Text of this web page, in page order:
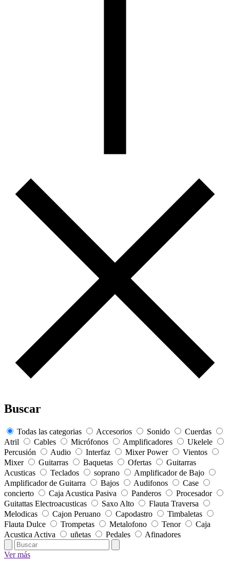
Buscar
Todas las categorias Accesorios Sonido
Cuerdas
Atril
Cables Micrófonos Amplificadores
Ukelele
Percusión
Audio Interfaz Mixer Power
Vientos
Mixer
Guitarras Baquetas Ofertas
Guitarras
Acusticas
Teclados soprano
Amplificador de Bajo
Amplificador de Guitarra
Bajos Audifonos
Case
concierto
Caja Acustica Pasiva Panderos
Procesador
Guitattas Electroacusticas
Saxo Alto
Flauta Traversa
Melodicas
Cajon Peruano Capodastro
Timbaletas
Flauta Dulce
Trompetas Metalofono Tenor
Caja
Acustica Activa
uñetas Pedales Afinadores
Ver más